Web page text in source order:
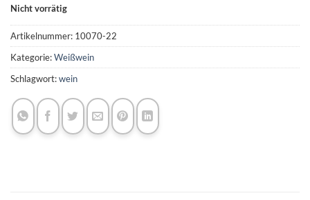
Nicht vorrätig
Artikelnummer: 10070-22
Kategorie:Weißwein
Schlagwort:wein